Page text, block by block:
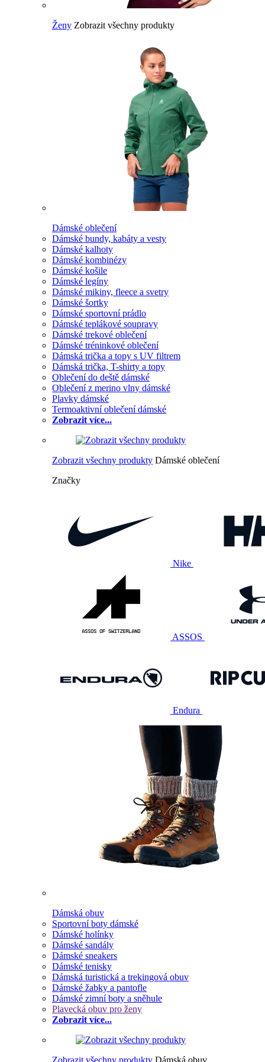
Ženy Zobrazit všechny produkty
Dámské oblečení
Dámské bundy, kabáty a vesty
Dámské kalhoty
Dámské kombinézy
Dámské košile
Dámské legíny
Dámské mikiny, fleece a svetry
Dámské šortky
Dámské sportovní prádlo
Dámské teplákové soupravy
Dámské trekové oblečení
Dámské tréninkové oblečení
Dámská trička a topy s UV filtrem
Dámská trička, T-shirty a topy
Oblečení do deště dámské
Oblečení z merino vlny dámské
Plavky dámské
Termoaktivní oblečení dámské
Zobrazit více...
Zobrazit všechny produkty Dámské oblečení
Značky
Nike
ASSOS
Endura
Dámská obuv
Sportovní boty dámské
Dámské holínky
Dámské sandály
Dámské sneakers
Dámské tenisky
Dámská turistická a trekingová obuv
Dámské žabky a pantofle
Dámské zimní boty a sněhule
Plavecká obuv pro ženy
Zobrazit více...
Zobrazit všechny produkty Dámská obuv